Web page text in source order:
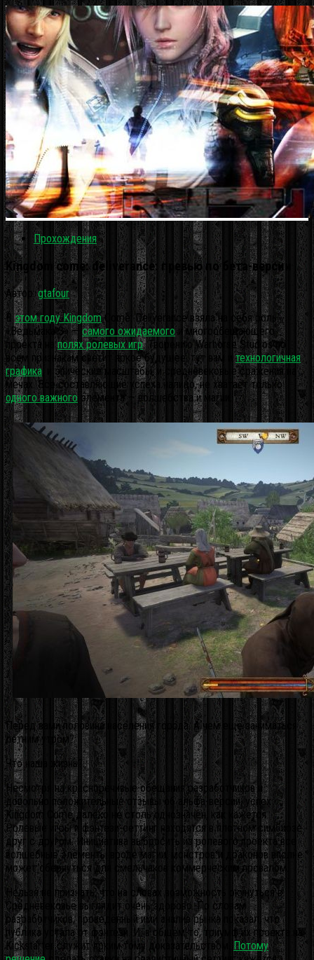
Прохождения
Kingdom come: deliverance: превью по бета-версии
Автор:gtafour ·
Вэтом году KingdomCome: Deliverance взяла на себя роль
«Ведьмака 3» — самого ожидаемого и многообещающего
проекта наполях ролевых игр. Творению Warhorse Studios по
всем признакам светит яркое будущее: тут вам итехнологичная
графика , и эпические масштабы, и средневековые сражения на
мечах. Все составляющие успеха налицо, не хватает только
одного важного элемента — волшебства и магии.
Перед вами половина населения города. А чем ещё заниматься
летним утром?
Что наша жизнь?..
Несмотря на красноречивые обещания разработчиков и
довольно положительные отзывы об альфа-версии, успех
Kingdom Come далеко не столь однозначен, как кажется.
Ролевые игры и фэнтези-сеттинг находятся в плотном симбиозе
друг с другом. Инициатива выбросить из ролевого проекта все
волшебные элементы вроде магии, монстров и драконов вполне
может обернуться для смельчаков коммерческим провалом.
Нельзя не признать, что на словах возможность окунуться в
Средневековье выглядит очень здорово. По словам
разработчиков, проведённый ими анализ рынка показал, что
публика устала от фэнтези. И, в общем-то, триумф их проекта на
Kickstarter служит ярким тому доказательством. Потому